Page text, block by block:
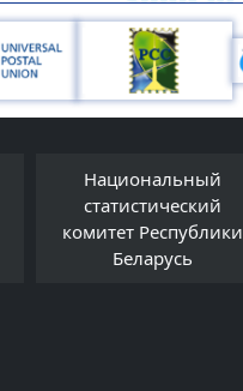
Национальный
статистический
комитет Республики
Беларусь